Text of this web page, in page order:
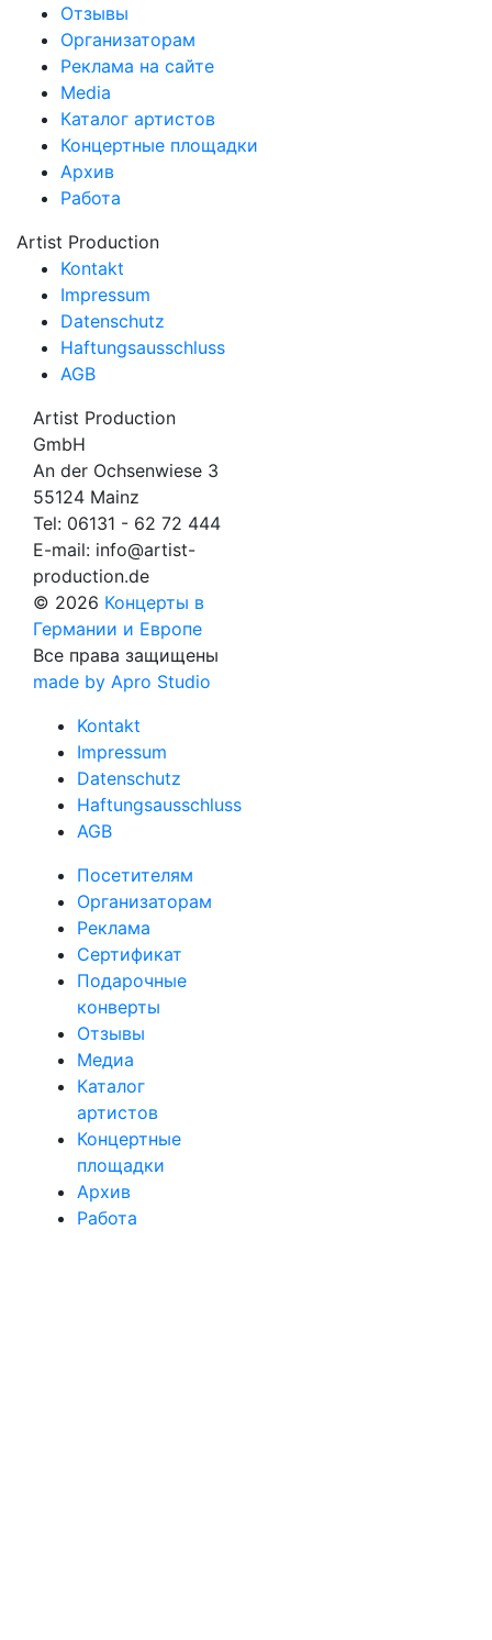
Отзывы
Организаторам
Реклама на сайте
Media
Каталог артистов
Концертные площадки
Архив
Работа
Artist Production
Kontakt
Impressum
Datenschutz
Haftungsausschluss
AGB
Artist Production
GmbH
An der Ochsenwiese 3
55124 Mainz
Tel: 06131 - 62 72 444
E-mail: info@artist-
production.de
© 2026 Концерты в
Германии и Европе
Все права защищены
made by Apro Studio
Kontakt
Impressum
Datenschutz
Haftungsausschluss
AGB
Посетителям
Организаторам
Реклама
Сертификат
Подарочные
конверты
Отзывы
Медиа
Каталог
артистов
Концертные
площадки
Архив
Работа